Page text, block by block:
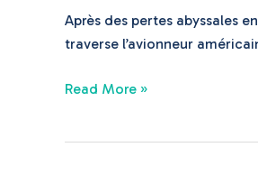
Après des pertes abyssales
traverse l’avionneur
2025
Read More »